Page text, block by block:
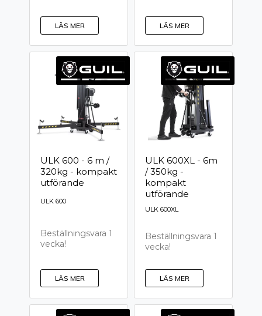
LÄS MER LÄS MER
ULK 600 - 6 m /
320kg - kompakt
utförande
ULK 600
Beställningsvara 1
vecka!
LÄS MER
ULK 600XL - 6m
/ 350kg -
kompakt
utförande
ULK 600XL
Beställningsvara 1
vecka!
LÄS MER